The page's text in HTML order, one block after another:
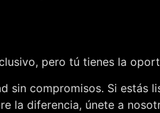
pero tú tienes la
sin compromisos. Si
la diferencia, únete a